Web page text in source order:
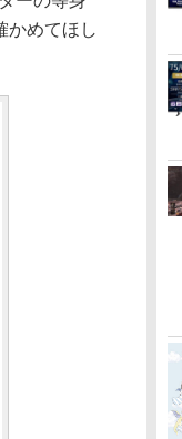
かめてほし